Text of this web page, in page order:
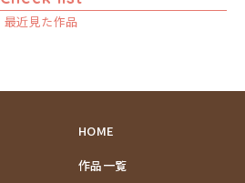
最近見た作品
HOME
作品一覧